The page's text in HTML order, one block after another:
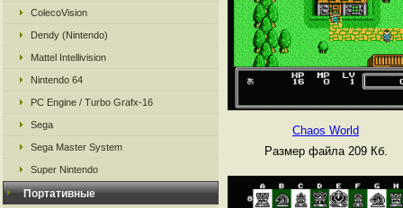
ColecoVision
Dendy (Nintendo)
Mattel Intellivision
Nintendo 64
PC Engine / Turbo Grafx-16
Sega
Sega Master System
Super Nintendo
Портативные
Chaos World
Размер файла 209 Кб.